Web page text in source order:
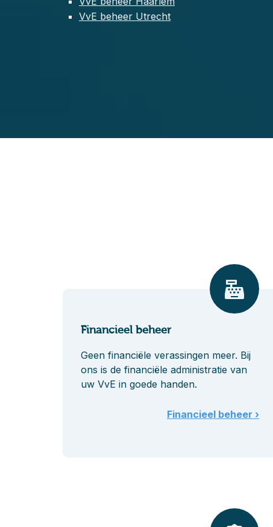
VvE beheer Utrecht
Financieel beheer
Geen financiële verassingen meer. Bij
ons is de financiële administratie van
uw VvE in goede handen.
Financieel beheer ›